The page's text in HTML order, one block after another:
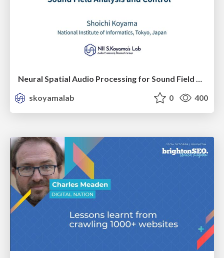
Neural Spatial Audio Processing for Sound Field Analysis and Control
skoyamalab
0 400